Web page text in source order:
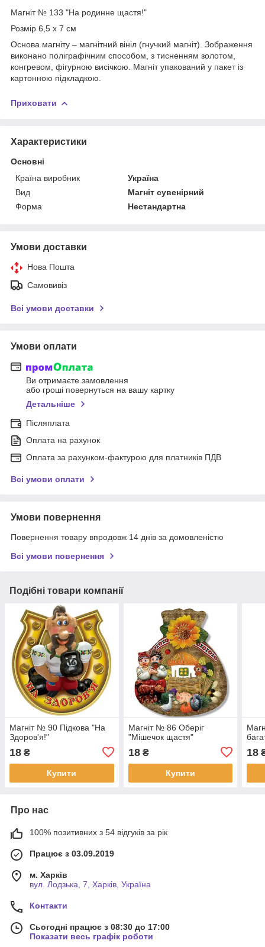
Магніт № 133 "На родинне щастя!"
Розмір 6,5 х 7 см
Основа магніту – магнітний вініл (гнучкий магніт). Зображення
виконано поліграфічним способом, з тисненням золотом,
конгревом, фігурною висічкою. Магніт упакований у пакет із
картонною підкладкою.
Приховати
Характеристики
Основні
Країна виробник
Україна
Вид
Магніт сувенірний
Форма
Нестандартна
Умови доставки
Нова Пошта
Самовивіз
Всі умови доставки
Умови оплати
Ви отримаєте замовлення
або гроші повернуться на вашу картку
Детальніше
Післяплата
Оплата на рахунок
Оплата за рахунком-фактурою для платників ПДВ
Всі умови оплати
Умови повернення
Повернення товару впродовж 14 днів за домовленістю
Всі умови повернення
Подібні товари компанії
Магніт № 90 Підкова "На
Здоров'я!"
18 ₴
Купити
Магніт № 86 Оберіг
"Мішечок щастя"
18₴
Купити
18
Про нас
100% позитивних з 54 відгуків за рік
Працює з 03.09.2019
м. Харків
вул. Лодзька, 7, Харків, Україна
Контакти
Сьогодні працює з 08:30 до 17:00
Показати весь графік роботи